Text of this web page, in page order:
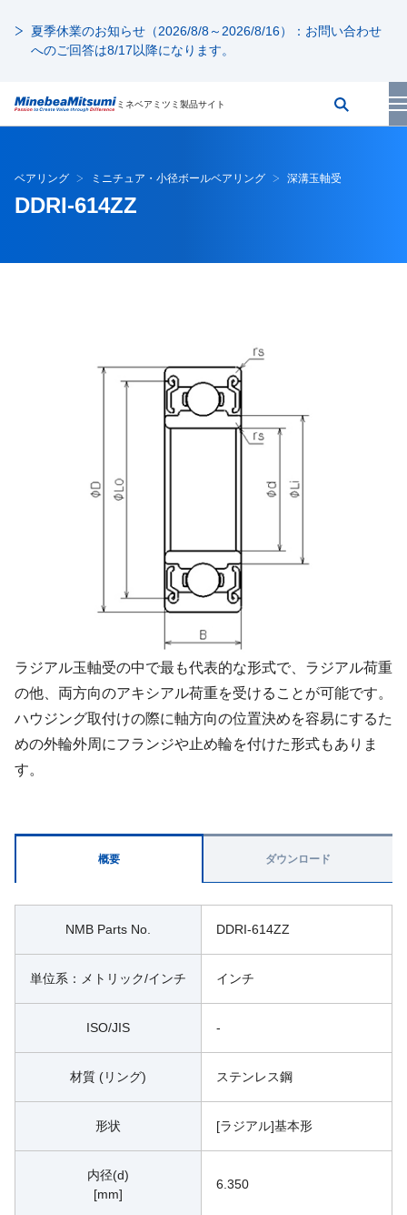
夏季休業のお知らせ（2026/8/8～2026/8/16）：お問い合わせ
へのご回答は8/17以降になります。
ミネベアミツミ製品サイト
ベアリング ミニチュア・小径ボールベアリング 深溝玉軸受
DDRI-614ZZ
ラジアル玉軸受の中で最も代表的な形式で、ラジアル荷重
の他、両方向のアキシアル荷重を受けることが可能です。
ハウジング取付けの際に軸方向の位置決めを容易にするた
めの外輪外周にフランジや止め輪を付けた形式もありま
す。
概要
NMB Parts No. DDRI-614ZZ
単位系：メトリック/インチ インチ
ISO/JIS -
材質 (リング) ステンレス鋼
形状 [ラジアル]基本形
内径(d)
[mm]
6.350
ダウンロード